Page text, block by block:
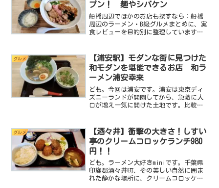
プン！ 麺やシバケン
船橋周辺でほかのお店も探すなら：船橋
周辺のラーメン・B級グルメまとめに、実
食レビューを目的別に整理しています。
暑いとどんなに大好きなラーメンでも結
構しんどかったりし...
グルメ
【浦安駅】モダンな街に見つけた
和モダンを堪能できるお店 和ラ
ーメン浦安幸来
ども。今回は浦安です。浦安は東京ディ
ズニーランドが開園してから、急激に人
口が増え一気に開けた土地です。比較的
れているんですよ。散策していて気持ち
がいい！これから春に向け...
グルメ
【酒々井】衝撃の大きさ！しすい
亭のクリームコロッケランチ980
円！！
ども。ラーメン大好きminiです。千葉県
印旛郡酒々井町、その美しい自然に囲ま
れた静かな場所に、クリームコロッケ愛